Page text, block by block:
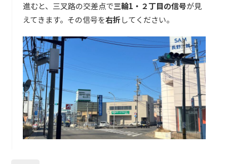
進むと、三叉路の交差点で三輪1・２丁目の信号が見
えてきます。その信号を右折してください。